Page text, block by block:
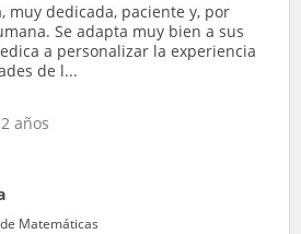
muy dedicada, paciente y, por
Se adapta muy bien a sus
a personalizar la experiencia
de l...
años
Matemáticas